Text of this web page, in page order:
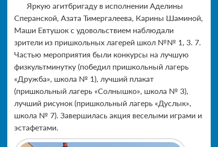
Яркую агитбригаду в исполнении Аделины
Сперанской, Азата Тимергалеева, Карины Шаминой,
Маши Евтушок с удовольствием наблюдали
зрители из пришкольных лагерей школ №№ 1, 3. 7.
Частью мероприятия были конкурсы на лучшую
физкультминутку (победил пришкольный лагерь
«Дружба», школа № 1), лучший плакат
(пришкольный лагерь «Солнышко», школа № 3),
лучший рисунок (пришкольный лагерь «Дуслык»,
школа № 7). Завершилась акция веселыми играми и
эстафетами.